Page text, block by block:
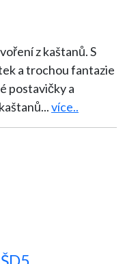
z kaštanů. S
a trochou fantazie
postavičky a
...více..